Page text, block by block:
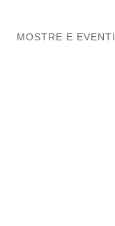
MOSTRE E EVENTI